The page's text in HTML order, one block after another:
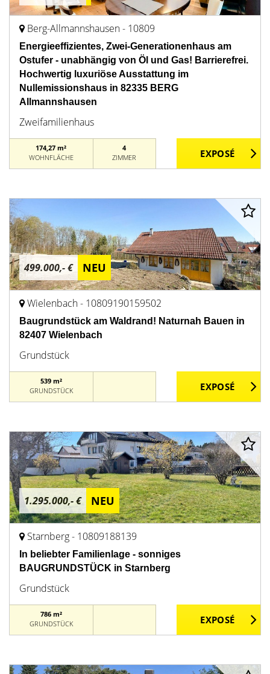
Berg-Allmannshausen - 10809
Energieeffizientes, Zwei-Generationenhaus am
Ostufer - unabhängig von Öl und Gas! Barrierefrei.
Hochwertig luxuriöse Ausstattung im
Nullemissionshaus in 82335 BERG
Allmannshausen
Zweifamilienhaus
174,27 m²
WOHNFLÄCHE
4
ZIMMER
499.000,- € NEU
Wielenbach - 10809190159502
Baugrundstück am Waldrand! Naturnah Bauen in
82407 Wielenbach
Grundstück
539 m²
GRUNDSTÜCK
1.295.000,- € NEU
Starnberg - 10809188139
In beliebter Familienlage - sonniges
BAUGRUNDSTÜCK in Starnberg
Grundstück
786 m²
GRUNDSTÜCK